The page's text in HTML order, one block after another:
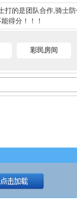
打的是团队合作,骑士
得分！！！
点力!！！！
彩民房间